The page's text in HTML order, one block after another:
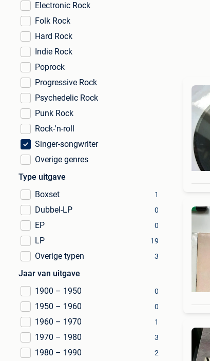
Electronic Rock
Folk Rock
Hard Rock
Indie Rock
Poprock
Progressive Rock
Psychedelic Rock
Punk Rock
Rock-'n-roll
Singer-songwriter
Overige genres
Type uitgave
Boxset
1
Dubbel-LP 0
EP 0
LP 19
Overige typen 3
Jaar van uitgave
1900 – 1950
0
1950 – 1960 0
1960 – 1970 1
1970 – 1980 3
1980 – 1990 2